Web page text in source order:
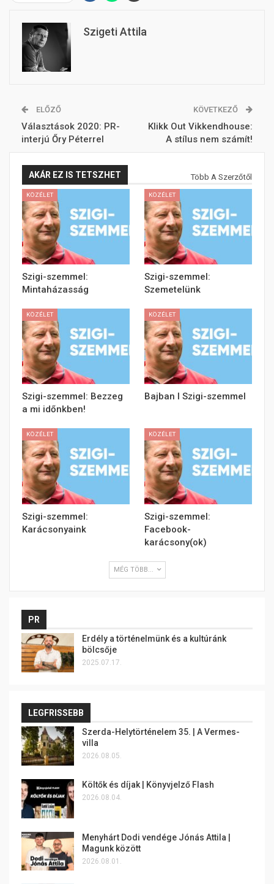
Szigeti Attila
ELŐZŐ
Választások 2020: PR-
interjú Őry Péterrel
KÖVETKEZŐ
Klikk Out Vikkendhouse:
A stílus nem számít!
AKÁR EZ IS TETSZHET Több A Szerzőtől
KÖZÉLET
Szigi-szemmel:
Mintaházasság
KÖZÉLET
Szigi-szemmel:
Szemetelünk
KÖZÉLET
Szigi-szemmel: Bezzeg
a mi időnkben!
KÖZÉLET
Bajban l Szigi-szemmel
KÖZÉLET
Szigi-szemmel:
Karácsonyaink
KÖZÉLET
Szigi-szemmel:
Facebook-
karácsony(ok)
MÉG TÖBB...
PR
Erdély a történelmünk és a kultúránk
bölcsője
2025.07.17.
LEGFRISSEBB
Szerda-Helytörténelem 35. | A Vermes-
villa
2026.08.05.
Költők és díjak | Könyvjelző Flash
2026.08.04.
Menyhárt Dodi vendége Jónás Attila |
Magunk között
2026.08.01.